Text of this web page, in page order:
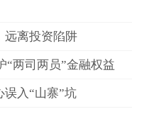
远离投资陷阱
“两司两员”金融权益
入“山寨”坑